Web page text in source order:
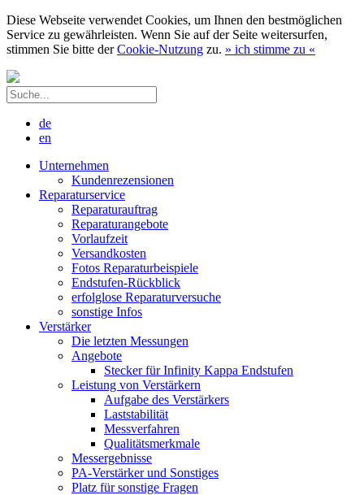
Diese Webseite verwendet Cookies, um Ihnen den bestmöglichen
Service zu gewährleisten. Wenn Sie auf der Seite weitersurfen,
stimmen Sie bitte derCookie-Nutzung zu. » ich stimme zu «
de
en
Unternehmen
Kundenrezensionen
Reparaturservice
Reparaturauftrag
Reparaturangebote
Vorlaufzeit
Versandkosten
Fotos Reparaturbeispiele
Endstufen-Rückblick
erfolglose Reparaturversuche
sonstige Infos
Verstärker
Die letzten Messungen
Angebote
Stecker für Infinity Kappa Endstufen
Leistung von Verstärkern
Aufgabe des Verstärkers
Laststabilität
Messverfahren
Qualitätsmerkmale
Messergebnisse
PA-Verstärker und Sonstiges
Platz für sonstige Fragen